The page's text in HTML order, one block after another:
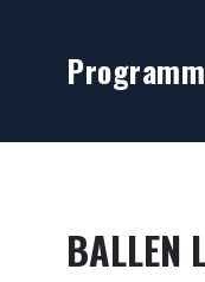
BALLEN